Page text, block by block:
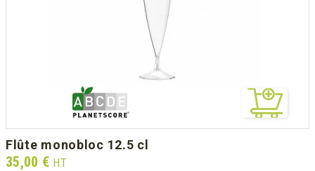
flûte monobloc 12.5 cl
Prix
35,00 € HT